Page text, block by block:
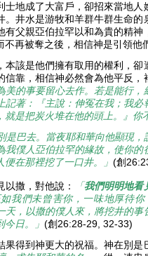
士地成了大富戶，卻招來當地
。井水是游牧和羊群牛群生命
有父親亞伯拉罕以和為貴的精
不再被奪之後，相信神是引領他
該是他們擁有取用的權利，
信靠，相信神必然會為他平反
美的事要留心去作。若是能行
記著：『主說：伸冤在我；我
就是把炭火堆在他的頭上。』
是巴去。當夜耶和華向他顯現
我僕人亞伯拉罕的緣故，使你
便在那裡挖了一口井。」(創
撒，對他說： 「我們明明地看
我們未曾害你，一味地厚待你
天，以撒的僕人來，將挖井的
今日。」(創26:28-29, 32-33)
果得到神更大的祝福。神在別